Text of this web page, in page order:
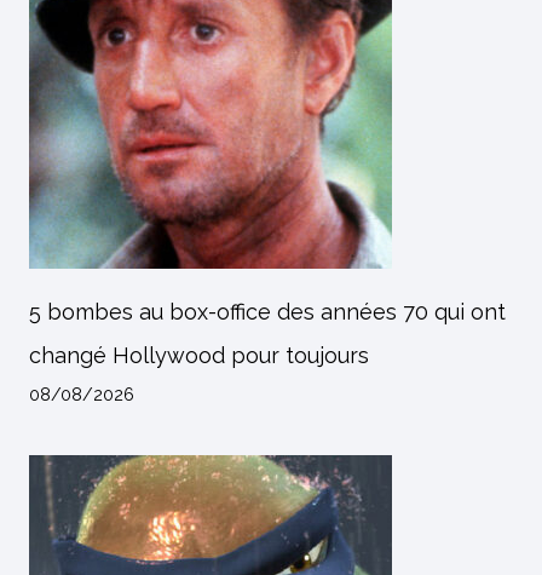
5 bombes au box-office des années 70 qui ont
changé Hollywood pour toujours
08/08/2026